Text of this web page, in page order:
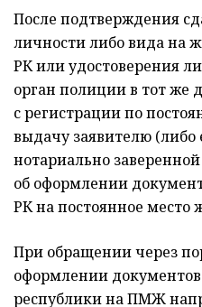
После подтверждения
личности либо вида на
РК или удостоверения
орган полиции в тот же
с регистрации по
выдачу заявителю (либо
нотариально
об оформлении
РК на постоянное место
При обращении через
оформлении
республики на ПМЖ